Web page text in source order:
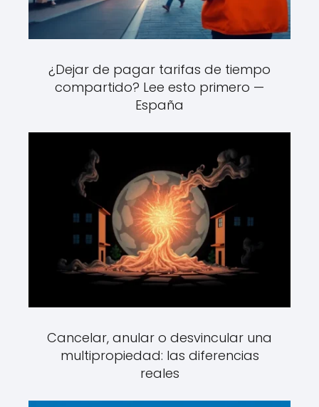
¿Dejar de pagar tarifas de tiempo
compartido? Lee esto primero —
España
Cancelar, anular o desvincular una
multipropiedad: las diferencias
reales